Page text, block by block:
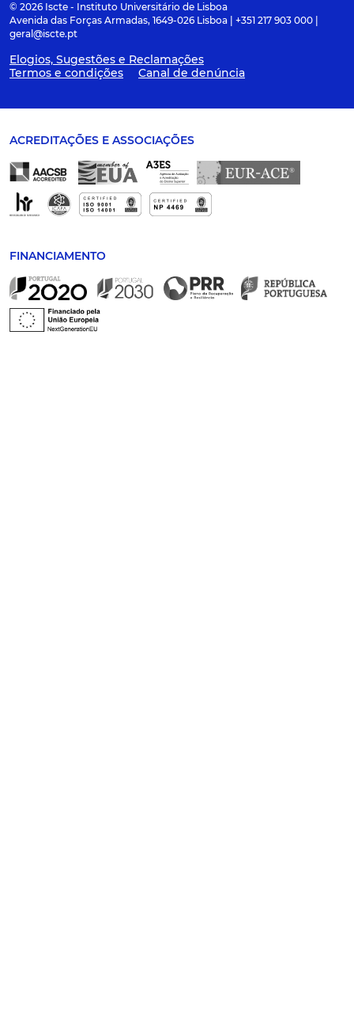
© 2026 Iscte - Instituto Universitário de Lisboa
Avenida das Forças Armadas, 1649-026 Lisboa | +351 217 903 000 |
geral@iscte.pt
Elogios, Sugestões e Reclamações
Termos e condições
Canal de denúncia
ACREDITAÇÕES E ASSOCIAÇÕES
FINANCIAMENTO